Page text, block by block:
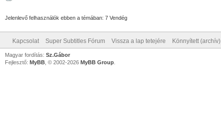
Jelenlevő felhasználók ebben a témában: 7 Vendég
Kapcsolat Super Subtitles Fórum Vissza a lap tetejére Könnyített
Magyar fordítás: Sz.Gábor
Fejlesztő: MyBB , © 2002-2026 MyBB Group